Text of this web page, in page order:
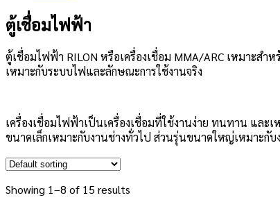
ตู้เชื่อมไฟฟ้า
ตู้เชื่อมไฟฟ้า RILON หรือเครื่องเชื่อม MMA/ARC เหมาะสำ
เหมาะกับระบบไฟและลักษณะการใช้งานจริง
เครื่องเชื่อมไฟฟ้าเป็นเครื่องเชื่อมที่ใช้งานง่าย ทนทาน และ
ขนาดเล็กเหมาะกับงานช่างทั่วไป ส่วนรุ่นขนาดใหญ่เหมาะกั
Showing 1–8 of 15 results